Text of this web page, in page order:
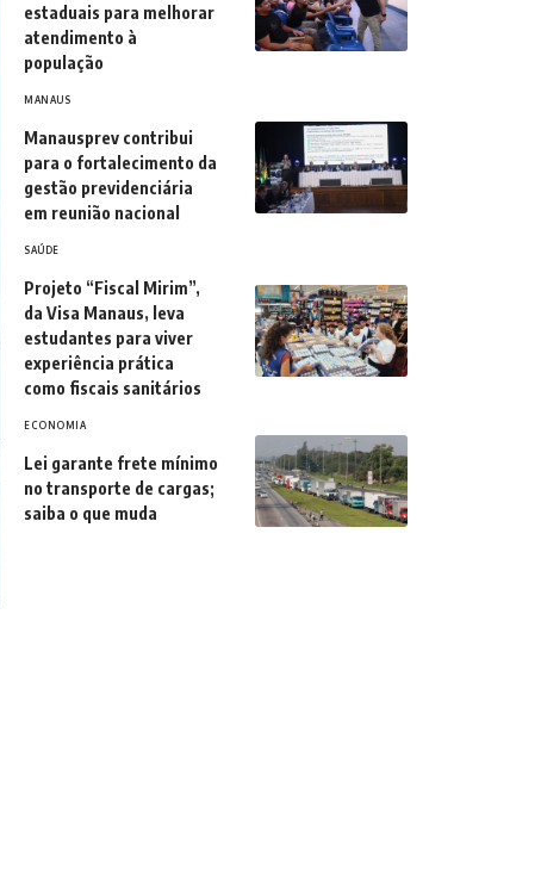
estaduais para melhorar
atendimento à
população
MANAUS
Manausprev contribui
para o fortalecimento da
gestão previdenciária
em reunião nacional
SAÚDE
Projeto “Fiscal Mirim”,
da Visa Manaus, leva
estudantes para viver
experiência prática
como fiscais sanitários
ECONOMIA
Lei garante frete mínimo
no transporte de cargas;
saiba o que muda